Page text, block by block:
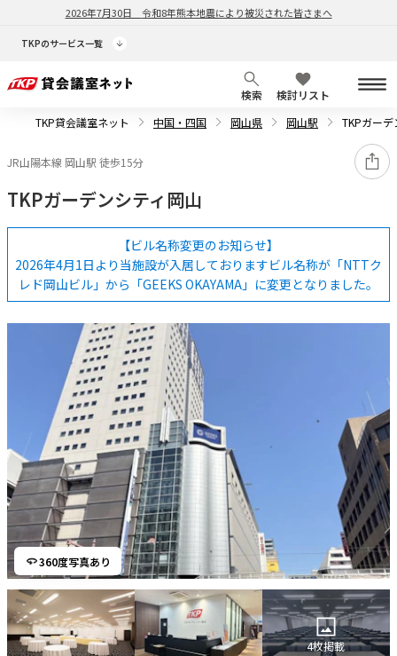
2026年7月30日 令和8年熊本地震により被災された皆さまへ
TKPのサービス一覧
検索
検討リスト
TKP貸会議室ネット
中国・四国 岡山県 岡山駅 TKPガー
TKPガーデンシティ岡山
JR山陽本線 岡山駅 徒歩15分
【ビル名称変更のお知らせ】
2026年4月1日より当施設が入居しておりますビル名称が「NTTク
レド岡山ビル」から「GEEKS OKAYAMA」に変更となりました。
360度写真あり
4枚掲載